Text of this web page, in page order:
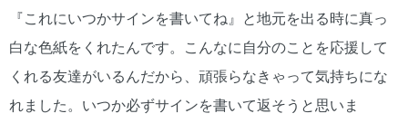
『これにいつかサインを書いてね』と地元を出る時に真っ
白な色紙をくれたんです。こんなに自分のことを応援して
くれる友達がいるんだから、頑張らなきゃって気持ちにな
れました。いつか必ずサインを書いて返そうと思いま